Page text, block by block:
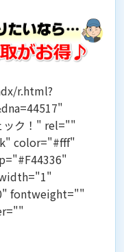
r.html?
ック！" rel=""
color="#fff"
fontweight=""